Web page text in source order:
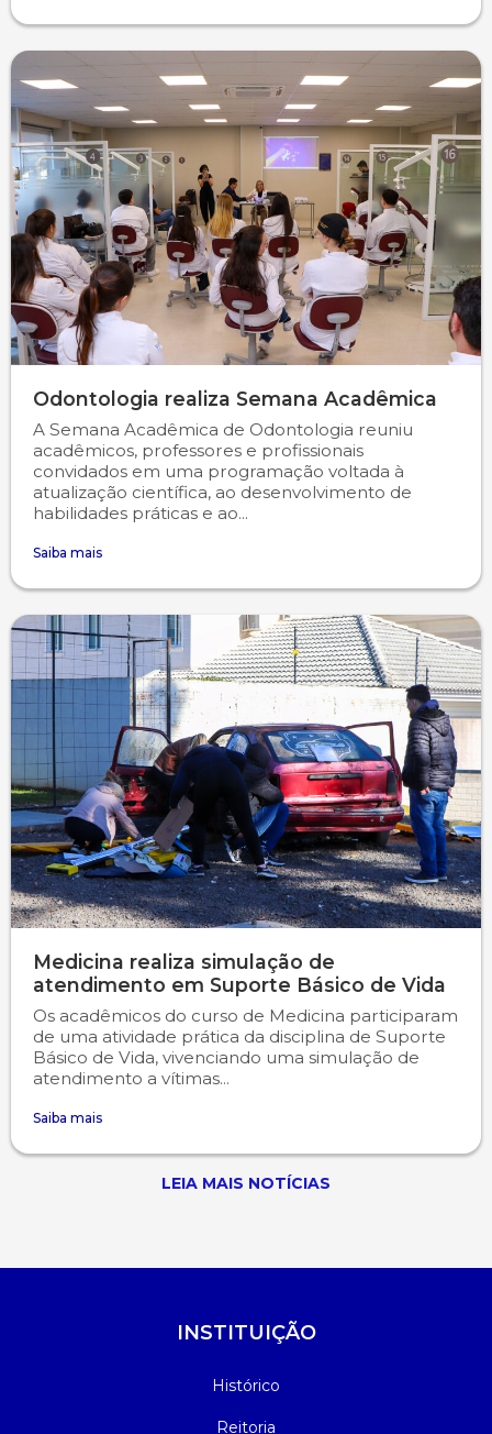
Odontologia realiza Semana Acadêmica
A Semana Acadêmica de Odontologia reuniu
acadêmicos, professores e profissionais
convidados em uma programação voltada à
atualização científica, ao desenvolvimento de
habilidades práticas e ao...
Saiba mais
Medicina realiza simulação de
atendimento em Suporte Básico de Vida
Os acadêmicos do curso de Medicina participaram
de uma atividade prática da disciplina de Suporte
Básico de Vida, vivenciando uma simulação de
atendimento a vítimas...
Saiba mais
LEIA MAIS NOTÍCIAS
INSTITUIÇÃO
Histórico
Reitoria